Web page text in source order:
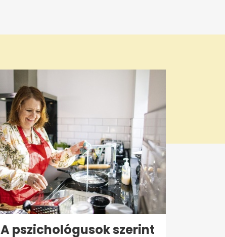
A pszichológusok szerint